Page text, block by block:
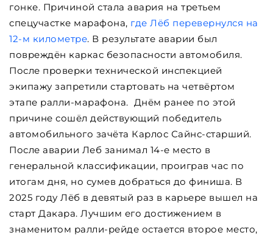
гонке. Причиной стала авария на третьем
спецучастке марафона, где Лёб перевернулся на
12-м километре. В результате аварии был
повреждён каркас безопасности автомобиля.
После проверки технической инспекцией
экипажу запретили стартовать на четвёртом
этапе ралли-марафона. Днём ранее по этой
причине сошёл действующий победитель
автомобильного зачёта Карлос Сайнс-старший.
После аварии Леб занимал 14-е место в
генеральной классификации, проиграв час по
итогам дня, но сумев добраться до финиша. В
2025 году Лёб в девятый раз в карьере вышел на
старт Дакара. Лучшим его достижением в
знаменитом ралли-рейде остается второе место,